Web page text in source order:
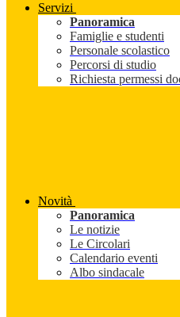
Servizi
Panoramica
Famiglie e studenti
Personale scolastico
Percorsi di studio
Richiesta permessi
Novità
Panoramica
Le notizie
Le Circolari
Calendario eventi
Albo sindacale